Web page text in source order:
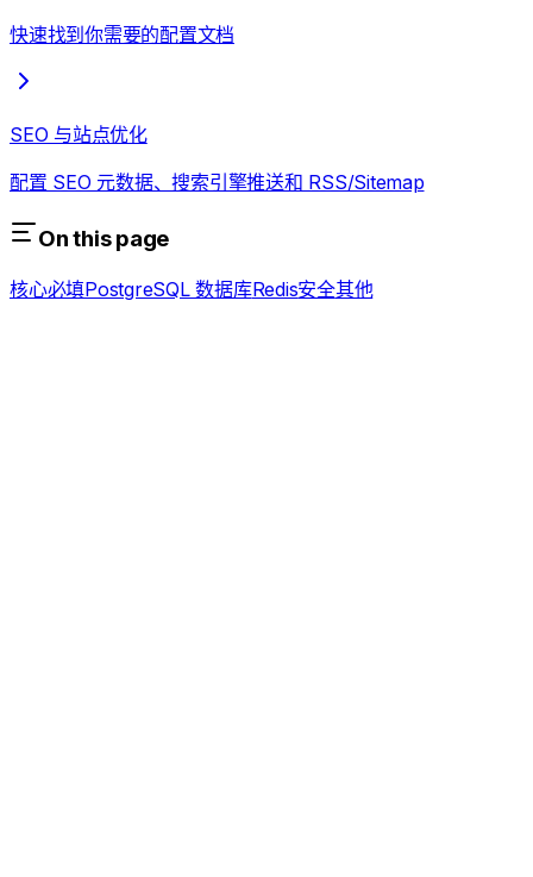
快速找到你需要的配置文档
SEO 与站点优化
配置 SEO 元数据、搜索引擎推送和 RSS/Sitemap
On this page
核心必填PostgreSQL 数据库Redis安全其他